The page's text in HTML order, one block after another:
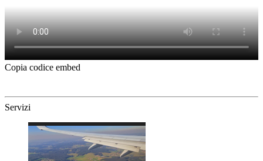
Copia codice embed
Servizi